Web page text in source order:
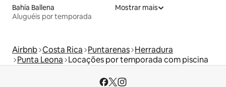
Bahía Ballena
Aluguéis por temporada
Mostrar mais
Airbnb Costa Rica Puntarenas Herradura
Punta Leona Locações por temporada com piscina